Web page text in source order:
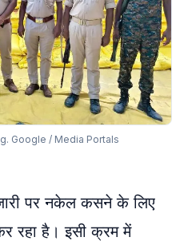
Google / Media Portals
पर नकेल कसने के लिए
रहा है। इसी क्रम में